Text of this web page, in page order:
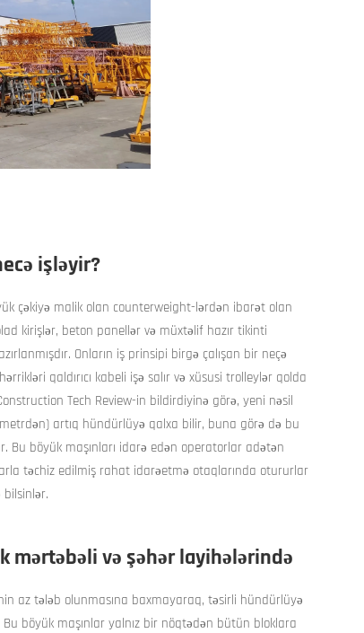
işləyir?
çəkiyə malik olan counterweight-lərdən ibarət olan
kirişlər, beton panellər və müxtəlif hazır tikinti
Onların iş prinsipi birgə çalışan bir neçə
qaldırıcı kabeli işə salır və xüsusi trolleylər qolda
Tech Review-in bildirdiyinə görə, yeni nəsil
artıq hündürlüyə qalxa bilir, buna görə də bu
Bu böyük maşınları idarə edən operatorlar adətən
təchiz edilmiş rahat idarəetmə otaqlarında otururlar
mərtəbəli və şəhər layihələrində
az tələb olunmasına baxmayaraq, təsirli hündürlüyə
böyük maşınlar yalnız bir nöqtədən bütün bloklara